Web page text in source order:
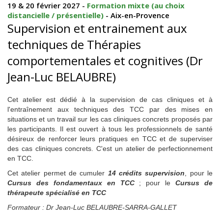
19 & 20 février 2027 - Formation mixte (au choix
distancielle / présentielle) - Aix-en-Provence
Supervision et entrainement aux
techniques de Thérapies
comportementales et cognitives (Dr
Jean-Luc BELAUBRE)
Cet atelier est dédié à la supervision de cas cliniques et à
l'entraînement aux techniques des TCC par des mises en
situations et un travail sur les cas cliniques concrets proposés par
les participants. Il est ouvert à tous les professionnels de santé
désireux de renforcer leurs pratiques en TCC et de superviser
des cas cliniques concrets. C'est un atelier de perfectionnement
en TCC.
Cet atelier permet de cumuler 14 crédits supervision , pour le
Cursus des fondamentaux en TCC; pour leCursus de
thérapeute spécialisé en TCC
Formateur : Dr Jean-Luc BELAUBRE-SARRA-GALLET